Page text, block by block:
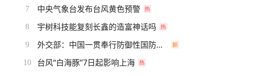
7 中央气象台发布台风黄色预警
8 宇树科技能复刻长鑫的造富神话吗
9 外交部：中国一贯奉行防御性国防政策
10 台风“白海豚”7日起影响上海